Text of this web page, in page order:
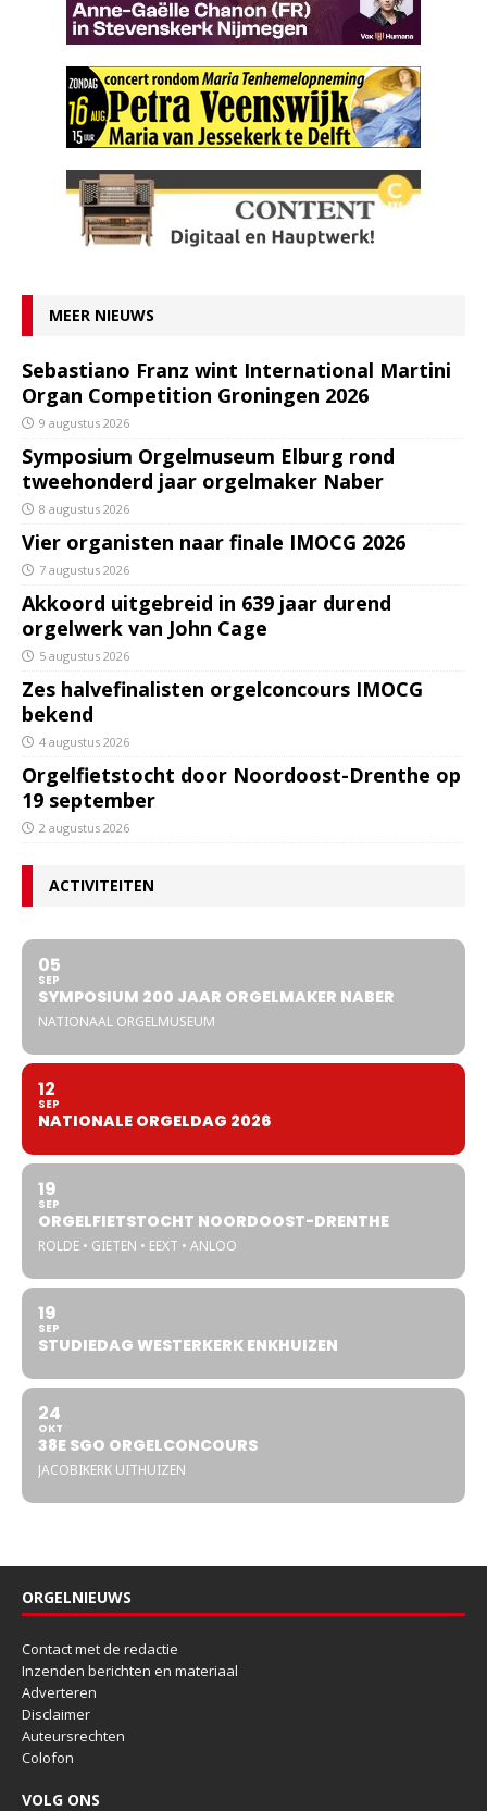
MEER NIEUWS
Sebastiano Franz wint International Martini
Organ Competition Groningen 2026
9 augustus 2026
Symposium Orgelmuseum Elburg rond
tweehonderd jaar orgelmaker Naber
8 augustus 2026
Vier organisten naar finale IMOCG 2026
7 augustus 2026
Akkoord uitgebreid in 639 jaar durend
orgelwerk van John Cage
5 augustus 2026
Zes halvefinalisten orgelconcours IMOCG
bekend
4 augustus 2026
Orgelfietstocht door Noordoost-Drenthe op
19 september
2 augustus 2026
ACTIVITEITEN
05
SEP
SYMPOSIUM 200 JAAR ORGELMAKER NABER
NATIONAAL ORGELMUSEUM
12
SEP
NATIONALE ORGELDAG 2026
19
SEP
ORGELFIETSTOCHT NOORDOOST-DRENTHE
ROLDE • GIETEN • EEXT • ANLOO
19
SEP
STUDIEDAG WESTERKERK ENKHUIZEN
24
OKT
38E SGO ORGELCONCOURS
JACOBIKERK UITHUIZEN
ORGELNIEUWS
Contact met de redactie
Inzenden berichten en materiaal
Adverteren
Disclaimer
Auteursrechten
Colofon
VOLG ONS